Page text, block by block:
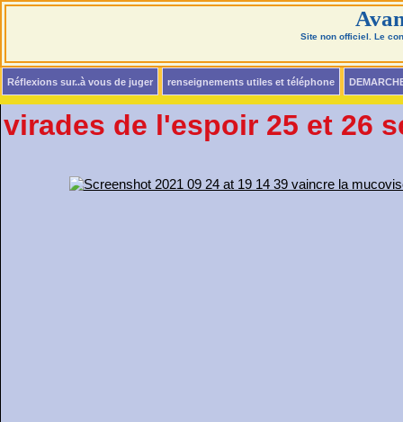
Site non officiel. Le
Réflexions sur..à vous de juger renseignements utiles et téléphone
virades de l'espoir 25 et 26